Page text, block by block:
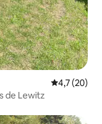
4,7 de uma
4,7 (20)
de Lewitz